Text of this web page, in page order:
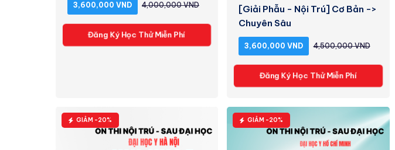
3,600,000 VND 4,000,000 VND
Đăng Ký Học Thử Miễn Phí
[Giải Phẫu - Nội Trú] Cơ Bản ->
Chuyên Sâu
3,600,000 VND 4,500,000 VND
Đăng Ký Học Thử Miễn Phí
GIẢM -20% GIẢM -20%